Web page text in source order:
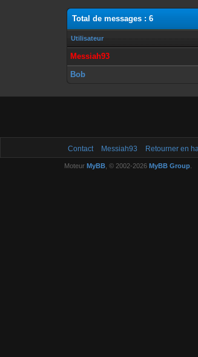
Total de messages : 6
Utilisateur
Messiah93
Bob
Contact Messiah93 Retourner en
Moteur MyBB, © 2002-2026 MyBB Group.